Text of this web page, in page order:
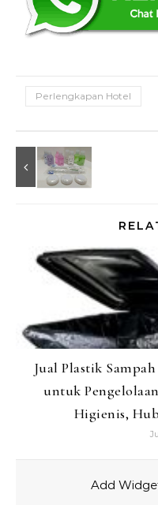
Perlengkapan Hotel
Jual Plastik
untuk
Higienis, Hub
Add